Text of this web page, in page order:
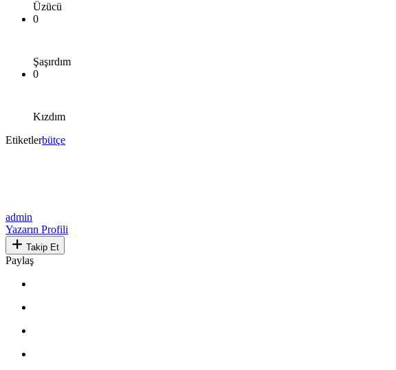
Üzücü
0
Şaşırdım
0
Kızdım
Etiketlerbütçe
admin
Yazarın Profili
Takip Et
Paylaş